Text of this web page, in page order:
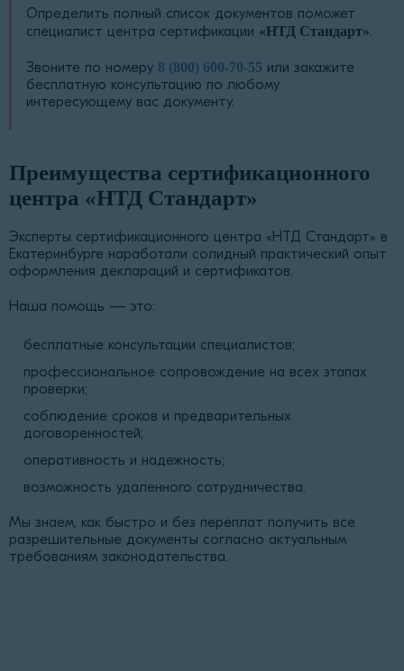
Определить полный список документов поможет
специалист центра сертификации «НТД Стандарт»
Звоните по номеру 8 (800) 600-70-55 или закажите
бесплатную консультацию по любому
интересующему вас документу.
Преимущества сертификационного
центра «НТД Стандарт»
Эксперты сертификационного центра «НТД Стандарт» в
Екатеринбурге наработали солидный практический опыт
оформления деклараций и сертификатов.
Наша помощь — это:
бесплатные консультации специалистов;
профессиональное сопровождение на всех этапах
проверки;
соблюдение сроков и предварительных
договоренностей;
оперативность и надежность;
возможность удаленного сотрудничества.
Мы знаем, как быстро и без переплат получить все
разрешительные документы согласно актуальным
требованиям законодательства.